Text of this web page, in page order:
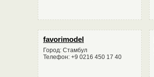
favorimodel
Город: Стамбул
Телефон: +9 0216 450 17 40